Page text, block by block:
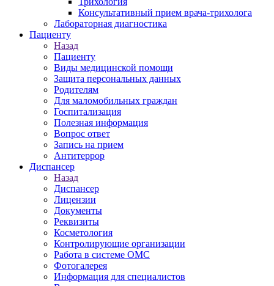
Консультативный прием врача-трихолога
Лабораторная диагностика
Пациенту
Назад
Пациенту
Виды медицинской помощи
Защита персональных данных
Родителям
Для маломобильных граждан
Госпитализация
Полезная информация
Вопрос ответ
Запись на прием
Антитеррор
Диспансер
Назад
Диспансер
Лицензии
Документы
Реквизиты
Косметология
Контролирующие организации
Работа в системе ОМС
Фотогалерея
Информация для специалистов